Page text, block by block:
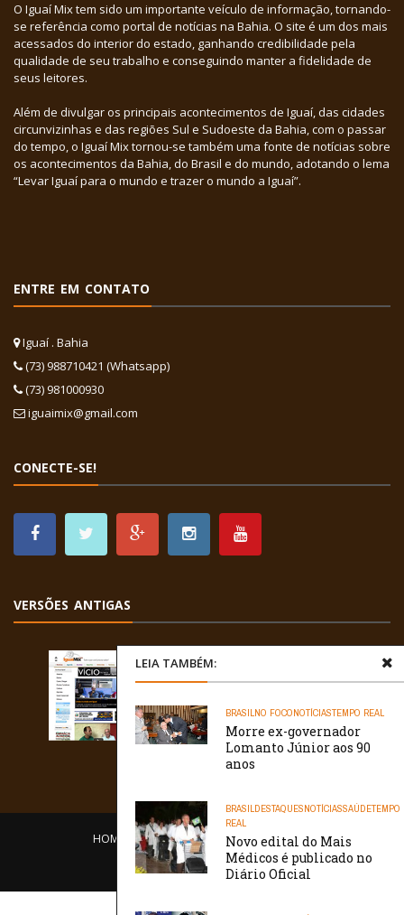
LEIA TAMBÉM:
BRASILNO FOCONOTÍCIASTEMPO REAL
Morre ex-governador
Lomanto Júnior aos 90
anos
BRASILDESTAQUESNOTÍCIASSAÚDETEMPO
REAL
Novo edital do Mais
Médicos é publicado no
Diário Oficial
O Iguaí Mix tem sido um importante veículo de informação, tornando-
se referência como portal de notícias na Bahia. O site é um dos mais
acessados do interior do estado, ganhando credibilidade pela
qualidade de seu trabalho e conseguindo manter a fidelidade de
seus leitores.
Além de divulgar os principais acontecimentos de Iguaí, das cidades
circunvizinhas e das regiões Sul e Sudoeste da Bahia, com o passar
do tempo, o Iguaí Mix tornou-se também uma fonte de notícias sobre
os acontecimentos da Bahia, do Brasil e do mundo, adotando o lema
“Levar Iguaí para o mundo e trazer o mundo a Iguaí”.
ENTRE EM CONTATO
Iguaí . Bahia
(73) 988710421 (Whatsapp)
(73) 981000930
iguaimix@gmail.com
CONECTE-SE!
VERSÕES ANTIGAS
HOME EQUIPE O PORTAL CONTATO
/// WebtivaHOSTING